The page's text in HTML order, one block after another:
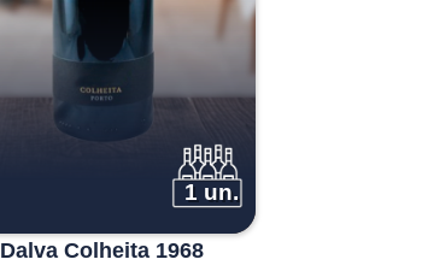
1 un.
Dalva Colheita 1968